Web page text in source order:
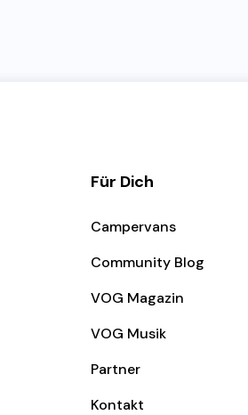
Für Dich
Campervans
Community Blog
VOG Magazin
VOG Musik
Partner
Kontakt